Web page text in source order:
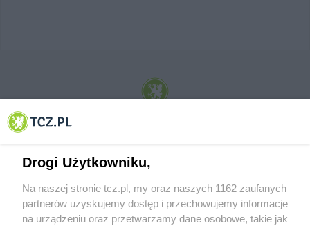
© 2001-2026 Tczew - TCZ.PL Sp. z o.o. Internetowy Serwis Informacyjny Miasta
Drogi Użytkowniku,
Na naszej stronie tcz.pl, my oraz naszych 1162 zaufanych
partnerów uzyskujemy dostęp i przechowujemy informacje
na urządzeniu oraz przetwarzamy dane osobowe, takie jak